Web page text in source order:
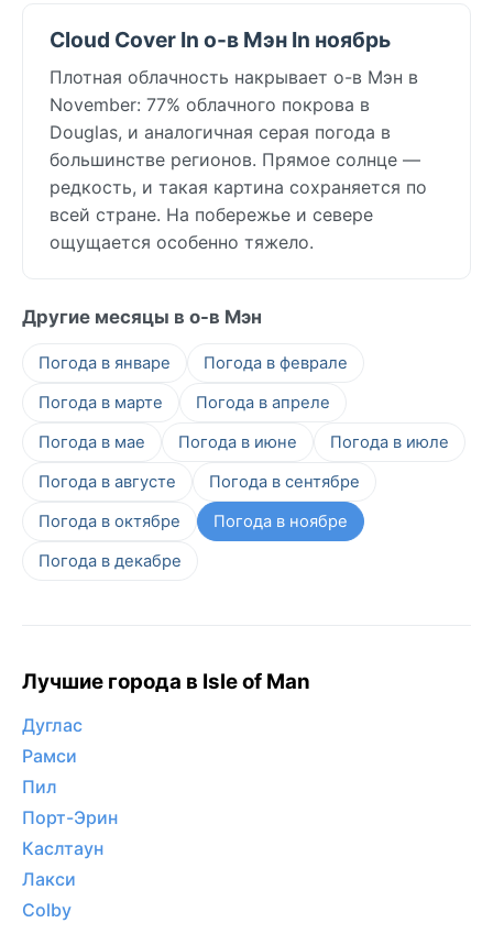
Cloud Cover In о-в Мэн In ноябрь
Плотная облачность накрывает о-в Мэн в
November: 77% облачного покрова в
Douglas, и аналогичная серая погода в
большинстве регионов. Прямое солнце —
редкость, и такая картина сохраняется по
всей стране. На побережье и севере
ощущается особенно тяжело.
Другие месяцы в о-в Мэн
Погода в январе
Погода в феврале
Погода в марте
Погода в апреле
Погода в мае
Погода в июне
Погода в июле
Погода в августе
Погода в сентябре
Погода в октябре
Погода в ноябре
Погода в декабре
Лучшие города в Isle of Man
Дуглас
Рамси
Пил
Порт-Эрин
Каслтаун
Лакси
Colby